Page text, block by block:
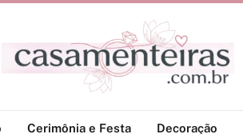
Cerimônia e Festa Decoração